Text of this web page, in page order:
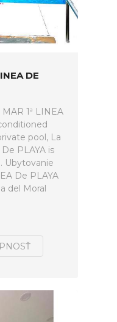
DE
1ª LINEA
pool, La
PLAYA is
Ubytovanie
De PLAYA
del Moral